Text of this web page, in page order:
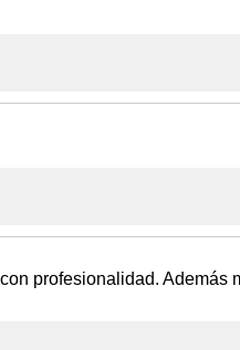
profesionalidad. Además